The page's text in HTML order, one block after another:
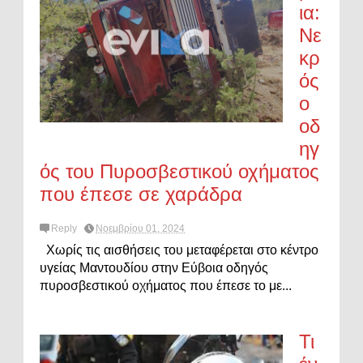
ια:
Νε
κρ
ός
ο
οδ
ηγ
ός του Πυροσβεστικού οχήματος
που έπεσε σε χαράδρα
Reply Νοεμβρίου 01, 2024
Χωρίς τις αισθήσεις του μεταφέρεται στο κέντρο
υγείας Μαντουδίου στην Εύβοια οδηγός
πυροσβεστικού οχήματος που έπεσε το με...
Τι